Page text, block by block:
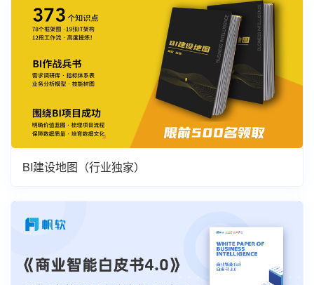
BI建设地图（行业独家）